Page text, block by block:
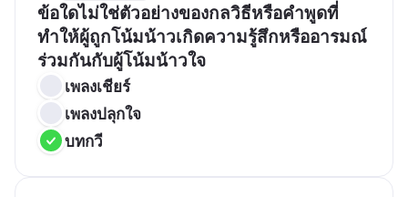
ข้อใดไม่ใช่ตัวอย่างของกลวิธีหรือคำพูดที่
ทำให้ผู้ถูกโน้มน้าวเกิดความรู้สึกหรืออารมณ์
ร่วมกันกับผู้โน้มน้าวใจ
เพลงเชียร์
เพลงปลุกใจ
บทกวี